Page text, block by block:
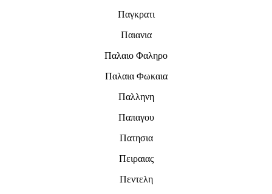
Παγκρατι
Παιανια
Παλαιο Φαληρο
Παλαια Φωκαια
Παλληνη
Παπαγου
Πατησια
Πειραιας
Πεντελη